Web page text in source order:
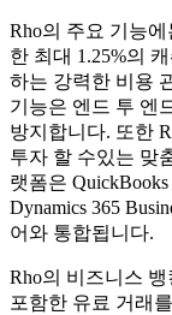
Rho의 주요 기능
한 최대 1.25%의
하는 강력한 비용
기능은 엔드 투 엔
방지합니다. 또한
투자 할 수있는 맞
랫폼은 QuickBooks
Dynamics 365
어와 통합됩니다.
Rho의 비즈니스
포함한 유료 거래